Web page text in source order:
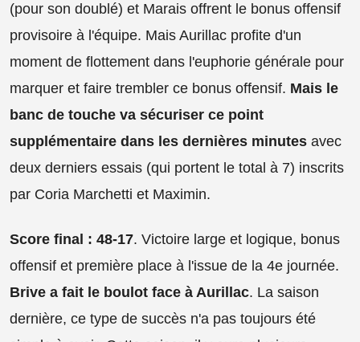
(pour son doublé) et Marais offrent le bonus offensif
provisoire à l'équipe. Mais Aurillac profite d'un
moment de flottement dans l'euphorie générale pour
marquer et faire trembler ce bonus offensif. Mais le
banc de touche va sécuriser ce point
supplémentaire dans les dernières minutes avec
deux derniers essais (qui portent le total à 7) inscrits
par Coria Marchetti et Maximin.
Score final : 48-17. Victoire large et logique, bonus
offensif et première place à l'issue de la 4e journée.
Brive a fait le boulot face à Aurillac. La saison
dernière, ce type de succès n'a pas toujours été